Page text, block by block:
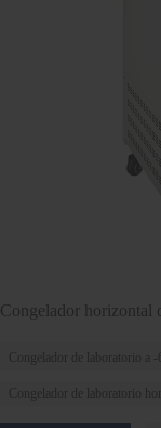
Congelador
Congelador de laboratorio a
Congelador de laboratorio